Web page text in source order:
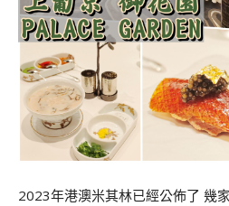
2023年港澳米其林已經公佈了 幾